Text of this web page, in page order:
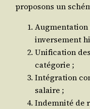
pro­po­sons un
Aug­men­ta­tion
inver­se­ment
Uni­fi­ca­tion
catégorie ;
Inté­gra­tion
salaire ;
Indem­ni­té de